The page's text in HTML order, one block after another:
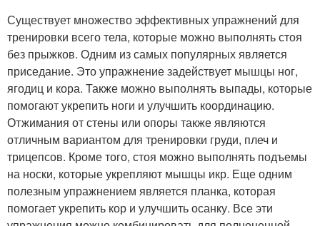
Существует множество эффективных упражнений для
тренировки всего тела, которые можно выполнять стоя
без прыжков. Одним из самых популярных является
приседание. Это упражнение задействует мышцы ног,
ягодиц и кора. Также можно выполнять выпады, которые
помогают укрепить ноги и улучшить координацию.
Отжимания от стены или опоры также являются
отличным вариантом для тренировки груди, плеч и
трицепсов. Кроме того, стоя можно выполнять подъемы
на носки, которые укрепляют мышцы икр. Еще одним
полезным упражнением является планка, которая
помогает укрепить кор и улучшить осанку. Все эти